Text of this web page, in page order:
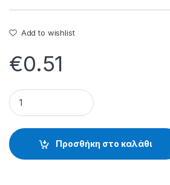
Add to wishlist
€0.51
ΠΡΟΣΤΑΤΕΥΤΙΚΑ ΚΑΛΑΜΑΡΙΕΡΑΣ PA-
Προσθήκη στο καλάθι